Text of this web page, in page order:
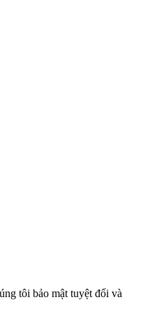
tôi bảo mật tuyệt đối và